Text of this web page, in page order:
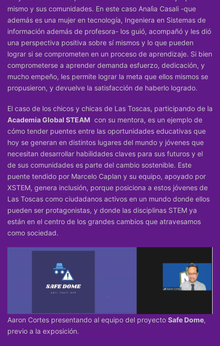
mismo y sus comunidades. En este caso Analìa Casali -que
además es una mujer en tecnología, Ingeniera en Sistemas de
información además de profesora- los guió, acompañó y les dió
una perspectiva positiva sobre sí mismos y lo que pueden
lograr si se comprometen en un proceso de aprendizaje. Si bien
comprometerse a aprender demanda esfuerzo, dedicación, y
mucho empeño, les permite lograr la meta que ellos mismos se
propusieron, y devuelve la satisfacción de haberlo logrado.
El caso de los chicos y chicas de Las Toscas, participando de la
Academia Global STEAM con su mentora, es un ejemplo de
cómo tender puentes entre las oportunidades educativas que
hoy se generan en distintos lugares del mundo y jóvenes que
necesitan desarrollar habilidades claves para sus futuros y el
de sus comunidades es parte del cambio sostenible. Este
puente tendido por Marcelo Caplan y su equipo, apoyado por
XSTEM, genera inclusión, porque posiciona a estos jóvenes de
Las Toscas como ciudadanos activos en un mundo donde ellos
pueden ser protagonistas, y donde las disciplinas STEM ya
están en el centro de los grandes cambios que atravesamos
como sociedad.
Aaron Cortes presentando al equipo del proyecto Safe Dome,
previo a la exposición.